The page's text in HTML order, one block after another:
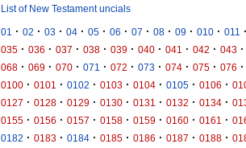
List of New Testament uncials
01 · 02 · 03 · 04 · 05 · 06 · 07 · 08 · 09 · 010 · 011 ·
035 · 036 · 037 · 038 · 039 · 040 · 041 · 042 · 043 ·
068 · 069 · 070 · 071 · 072 · 073 · 074 · 075 · 076 ·
0100 · 0101 · 0102 · 0103 · 0104 · 0105 · 0106 ·
0127 · 0128 · 0129 · 0130 · 0131 · 0132 · 0134 ·
0155 · 0156 · 0157 · 0158 · 0159 · 0160 · 0161 ·
0182 · 0183 · 0184 · 0185 · 0186 · 0187 · 0188 ·